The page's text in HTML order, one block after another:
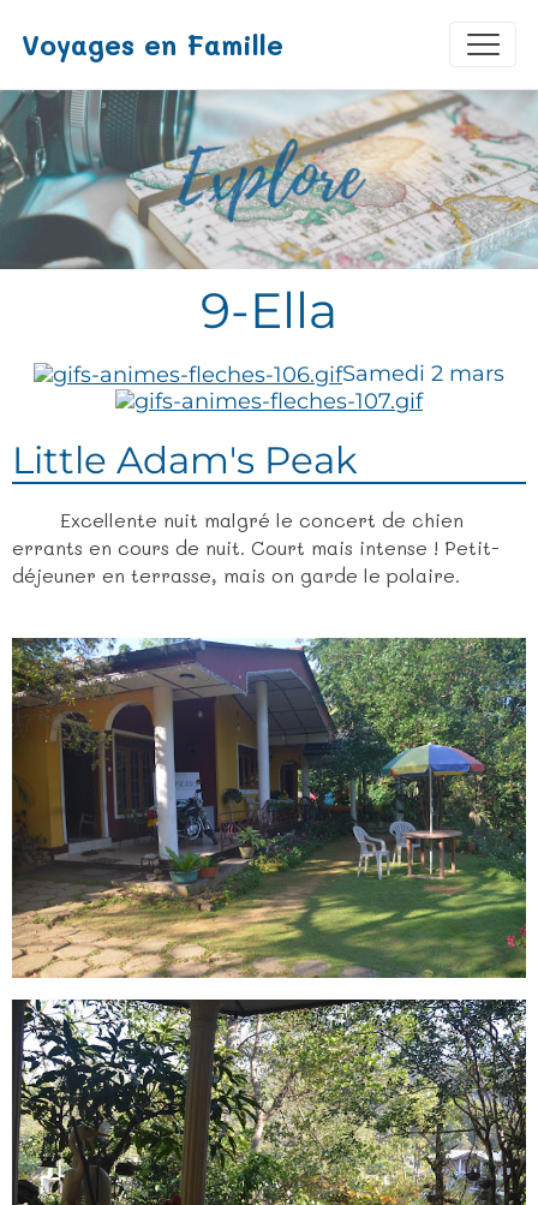
Voyages en Famille
9-Ella
Samedi 2 mars
Little Adam's Peak
Excellente nuit malgré le concert de chien
errants en cours de nuit. Court mais intense ! Petit-
déjeuner en terrasse, mais on garde le polaire.